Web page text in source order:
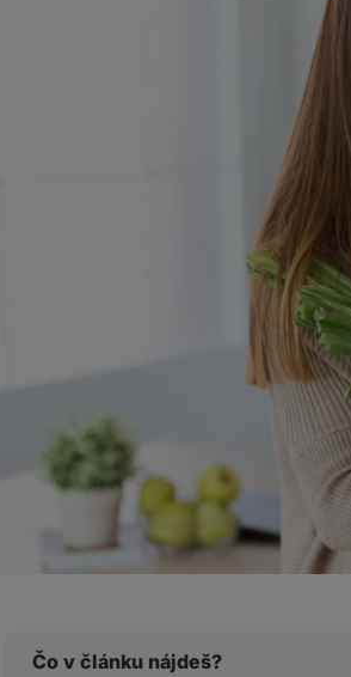
Čo v článku nájdeš?